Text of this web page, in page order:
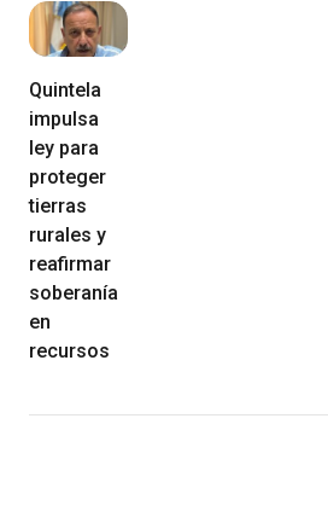
Quintela
impulsa
ley para
proteger
tierras
rurales y
reafirmar
soberanía
en
recursos